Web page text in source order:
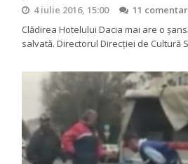
4 iulie 2016, 15:00
11
Clădirea Hotelului Dacia mai are o
salvată. Directorul Direcției de Cultură